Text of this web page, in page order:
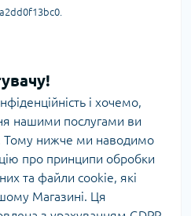
і хочемо,
нашими послугами ви
Тому нижче ми наводимо
про принципи обробки
та файли cookie, які
Магазині. Ця